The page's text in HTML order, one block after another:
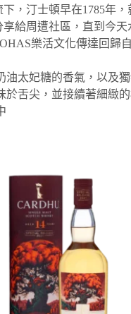
，汀士頓早在1785年
給周遭社區，直到今
樂活文化傳達回歸
太妃糖的香氣，以及
舌尖，並接續著細緻